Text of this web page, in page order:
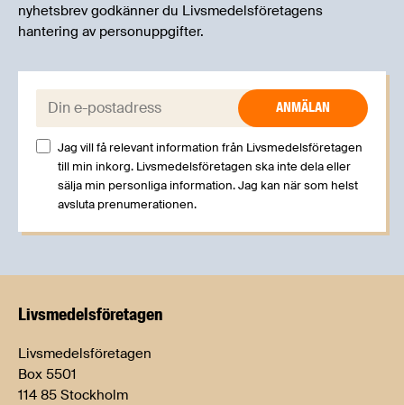
nyhetsbrev godkänner du Livsmedelsföretagens
hantering av personuppgifter.
E-post:
Jag vill få relevant information från Livsmedelsföretagen
till min inkorg. Livsmedelsföretagen ska inte dela eller
sälja min personliga information. Jag kan när som helst
avsluta prenumerationen.
Livsmedels­företagen
Livsmedelsföretagen
Box 5501
114 85 Stockholm